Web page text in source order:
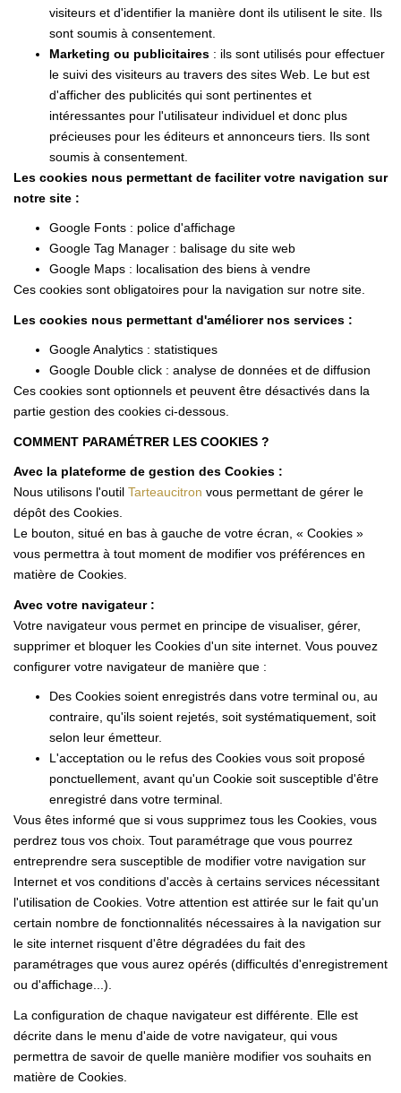
visiteurs et d'identifier la manière dont ils utilisent le site. Ils
sont soumis à consentement.
Marketing ou publicitaires : ils sont utilisés pour effectuer
le suivi des visiteurs au travers des sites Web. Le but est
d'afficher des publicités qui sont pertinentes et
intéressantes pour l'utilisateur individuel et donc plus
précieuses pour les éditeurs et annonceurs tiers. Ils sont
soumis à consentement.
Les cookies nous permettant de faciliter votre navigation sur
notre site :
Google Fonts : police d'affichage
Google Tag Manager : balisage du site web
Google Maps : localisation des biens à vendre
Ces cookies sont obligatoires pour la navigation sur notre site.
Les cookies nous permettant d'améliorer nos services :
Google Analytics : statistiques
Google Double click : analyse de données et de diffusion
Ces cookies sont optionnels et peuvent être désactivés dans la
partie gestion des cookies ci-dessous.
COMMENT PARAMÉTRER LES COOKIES ?
Avec la plateforme de gestion des Cookies :
Nous utilisons l'outil Tarteaucitron vous permettant de gérer le
dépôt des Cookies.
Le bouton, situé en bas à gauche de votre écran, « Cookies »
vous permettra à tout moment de modifier vos préférences en
matière de Cookies.
Avec votre navigateur :
Votre navigateur vous permet en principe de visualiser, gérer,
supprimer et bloquer les Cookies d'un site internet. Vous pouvez
configurer votre navigateur de manière que :
Des Cookies soient enregistrés dans votre terminal ou, au
contraire, qu'ils soient rejetés, soit systématiquement, soit
selon leur émetteur.
L'acceptation ou le refus des Cookies vous soit proposé
ponctuellement, avant qu'un Cookie soit susceptible d'être
enregistré dans votre terminal.
Vous êtes informé que si vous supprimez tous les Cookies, vous
perdrez tous vos choix. Tout paramétrage que vous pourrez
entreprendre sera susceptible de modifier votre navigation sur
Internet et vos conditions d'accès à certains services nécessitant
l'utilisation de Cookies. Votre attention est attirée sur le fait qu'un
certain nombre de fonctionnalités nécessaires à la navigation sur
le site internet risquent d'être dégradées du fait des
paramétrages que vous aurez opérés (difficultés d'enregistrement
ou d'affichage...).
La configuration de chaque navigateur est différente. Elle est
décrite dans le menu d'aide de votre navigateur, qui vous
permettra de savoir de quelle manière modifier vos souhaits en
matière de Cookies.